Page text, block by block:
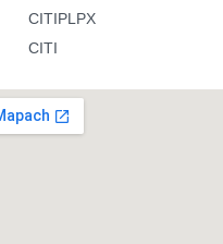
CITIPLPX
CITI